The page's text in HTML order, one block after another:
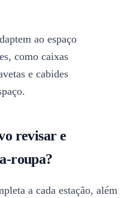
ao espaço
como caixas
e cabides
revisar e
roupa?
a cada estação, além